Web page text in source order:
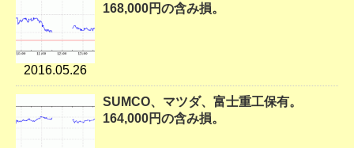
2016.05.26
168,000円の含み損。
SUMCO、マツダ、富士重工保有。
164,000円の含み損。